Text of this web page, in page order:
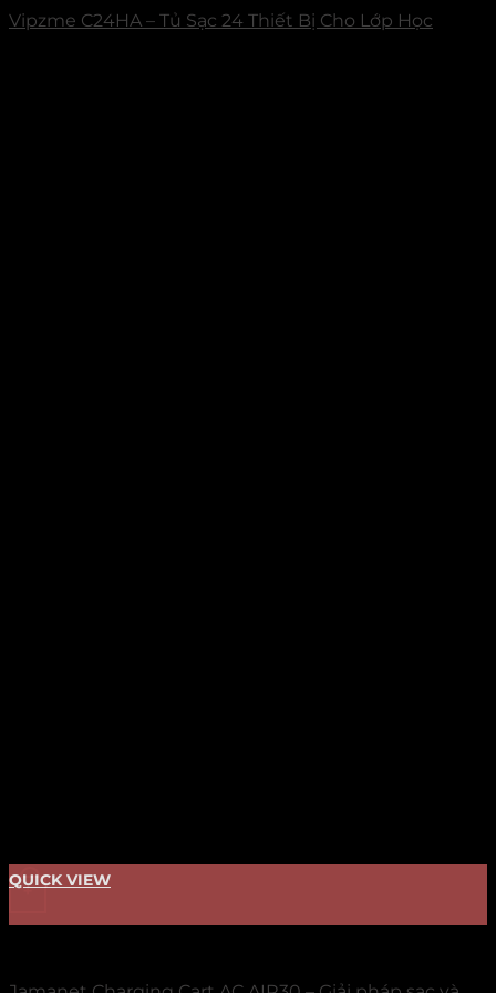
Vipzme C24HA – Tủ Sạc 24 Thiết Bị Cho Lớp Học
+
QUICK VIEW